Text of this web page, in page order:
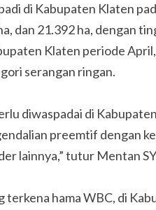
di Kabupaten Klaten
dan 21.392 ha, dengan
Klaten periode
serangan ringan.
diwaspadai di
preemtif dengan
lainnya,” tutur Mentan
terkena hama WBC, di